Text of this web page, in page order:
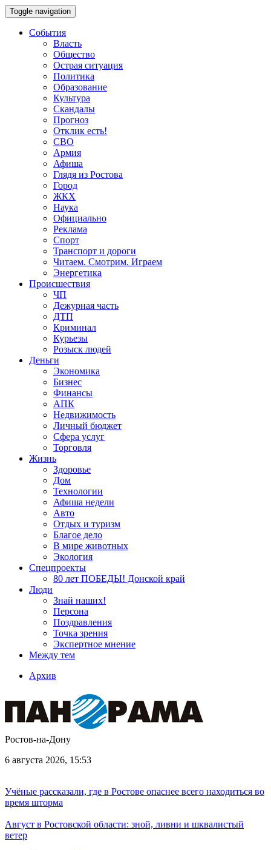
Toggle navigation
События
Власть
Общество
Острая ситуация
Политика
Образование
Культура
Скандалы
Прогноз
Отклик есть!
СВО
Армия
Афиша
Глядя из Ростова
Город
ЖКХ
Наука
Официально
Реклама
Спорт
Транспорт и дороги
Читаем. Смотрим. Играем
Энергетика
Происшествия
ЧП
Дежурная часть
ДТП
Криминал
Курьезы
Розыск людей
Деньги
Экономика
Бизнес
Финансы
АПК
Недвижимость
Личный бюджет
Сфера услуг
Торговля
Жизнь
Здоровье
Дом
Технологии
Афиша недели
Авто
Отдых и туризм
Благое дело
В мире животных
Экология
Спецпроекты
80 лет ПОБЕДЫ! Донской край
Люди
Знай наших!
Персона
Поздравления
Точка зрения
Экспертное мнение
Между тем
Архив
Ростов-на-Дону
6 августа 2026, 15:53
Учёные рассказали, где в Ростове опаснее всего находиться во
время шторма
Август в Ростовской области: зной, ливни и шквалистый
ветер